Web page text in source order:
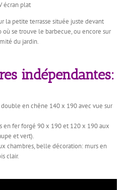
écran plat
la petite terrasse située juste devant
où se trouve le barbecue, ou encore sur
du jardin.
indépendantes:
en chêne 140 x 190 avec vue sur
en fer forgé 90 x 190 et 120 x 190 aux
et vert).
chambres, belle décoration: murs en
clair.